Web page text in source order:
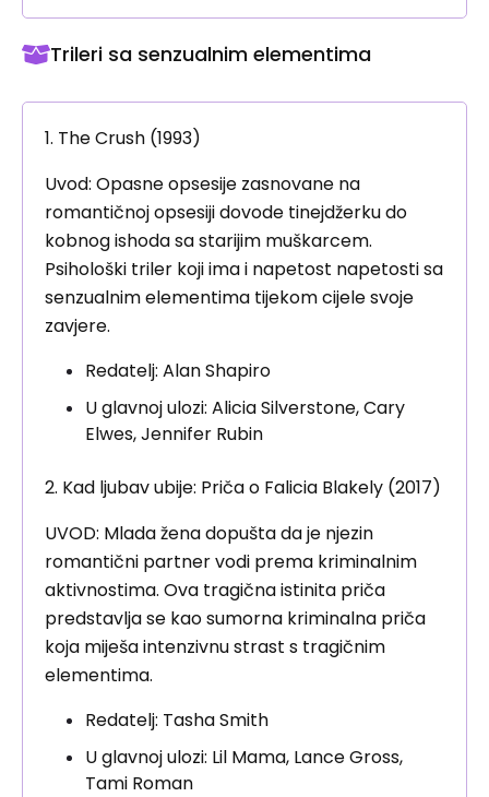
Trileri sa senzualnim elementima
1. The Crush (1993)
Uvod: Opasne opsesije zasnovane na
romantičnoj opsesiji dovode tinejdžerku do
kobnog ishoda sa starijim muškarcem.
Psihološki triler koji ima i napetost napetosti sa
senzualnim elementima tijekom cijele svoje
zavjere.
Redatelj: Alan Shapiro
U glavnoj ulozi: Alicia Silverstone, Cary
Elwes, Jennifer Rubin
2. Kad ljubav ubije: Priča o Falicia Blakely (2017)
UVOD: Mlada žena dopušta da je njezin
romantični partner vodi prema kriminalnim
aktivnostima. Ova tragična istinita priča
predstavlja se kao sumorna kriminalna priča
koja miješa intenzivnu strast s tragičnim
elementima.
Redatelj: Tasha Smith
U glavnoj ulozi: Lil Mama, Lance Gross,
Tami Roman